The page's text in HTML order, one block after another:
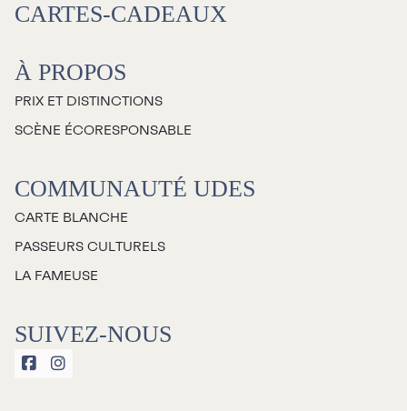
Galerie d’art Antoine-
Sirois
CARTES-CADEAUX
À PROPOS
PRIX ET DISTINCTIONS
SCÈNE ÉCORESPONSABLE
COMMUNAUTÉ UDES
CARTE BLANCHE
PASSEURS CULTURELS
LA FAMEUSE
SUIVEZ-NOUS
 